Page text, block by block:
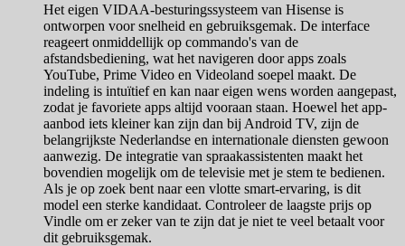
Het eigen VIDAA-besturingssysteem van Hisense is
ontworpen voor snelheid en gebruiksgemak. De interface
reageert onmiddellijk op commando's van de
afstandsbediening, wat het navigeren door apps zoals
YouTube, Prime Video en Videoland soepel maakt. De
indeling is intuïtief en kan naar eigen wens worden aangepast,
zodat je favoriete apps altijd vooraan staan. Hoewel het app-
aanbod iets kleiner kan zijn dan bij Android TV, zijn de
belangrijkste Nederlandse en internationale diensten gewoon
aanwezig. De integratie van spraakassistenten maakt het
bovendien mogelijk om de televisie met je stem te bedienen.
Als je op zoek bent naar een vlotte smart-ervaring, is dit
model een sterke kandidaat. Controleer de laagste prijs op
Vindle om er zeker van te zijn dat je niet te veel betaalt voor
dit gebruiksgemak.